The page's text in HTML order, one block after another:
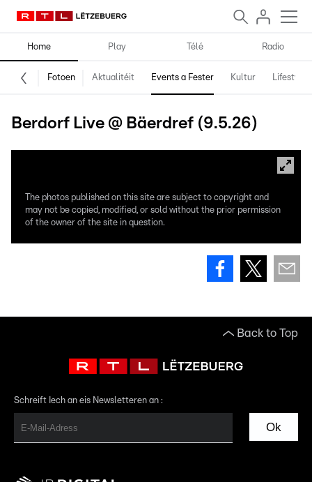
Home Play Télé Radio
Fotoen Aktualitéit Events a Fester Kultur Lifestyle
Berdorf Live @ Bäerdref (9.5.26)
The photos published on this site are subject to copyright and
may not be copied, modified, or sold without the prior permission
of the owner of the site in question.
Back to Top
Schreift Iech an eis Newsletteren an :
Ok